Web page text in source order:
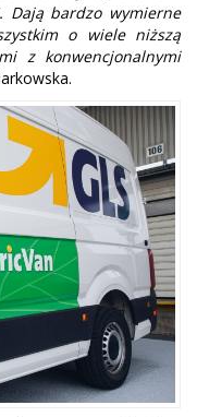
Dają bardzo wymierne
o wiele niższą
z konwencjonalnymi